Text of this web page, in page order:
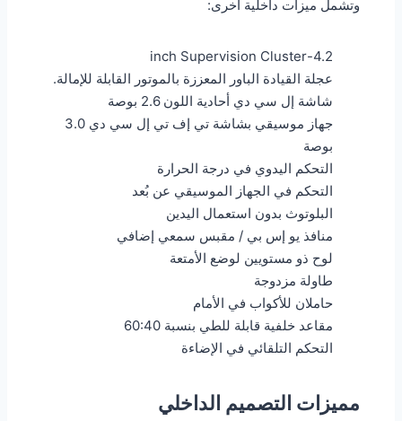
وتشمل ميزات داخلية أخرى:
4.2-inch Supervision Cluster
عجلة القيادة الباور المعززة بالموتور القابلة للإمالة.
شاشة إل سي دي أحادية اللون 2.6 بوصة
جهاز موسيقي بشاشة تي إف تي إل سي دي 3.0
بوصة
التحكم اليدوي في درجة الحرارة
التحكم في الجهاز الموسيقي عن بُعد
البلوتوث بدون استعمال اليدين
منافذ يو إس بي / مقبس سمعي إضافي
لوح ذو مستويين لوضع الأمتعة
طاولة مزدوجة
حاملان للأكواب في الأمام
مقاعد خلفية قابلة للطي بنسبة 60:40
التحكم التلقائي في الإضاءة
مميزات التصميم الداخلي